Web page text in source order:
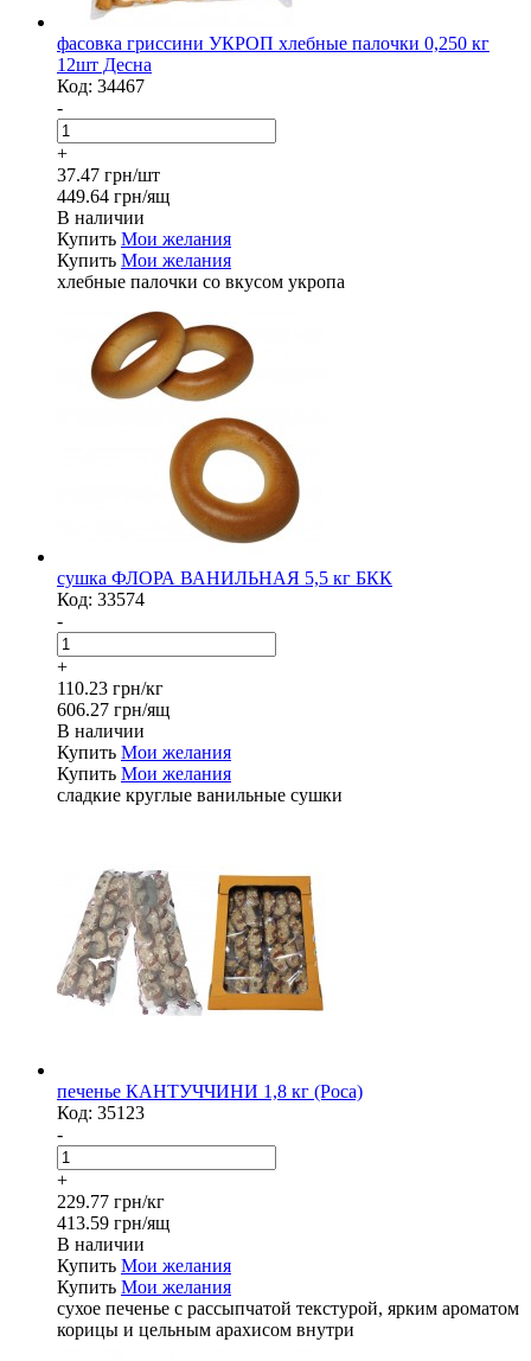
фасовка гриссини УКРОП хлебные палочки 0,250 кг
12шт Десна
Код: 34467
-
+
37.47 грн/шт
449.64 грн/ящ
В наличии
Купить Мои желания
Купить Мои желания
хлебные палочки со вкусом укропа
сушка ФЛОРА ВАНИЛЬНАЯ 5,5 кг БКК
Код: 33574
-
+
110.23 грн/кг
606.27 грн/ящ
В наличии
Купить Мои желания
Купить Мои желания
сладкие круглые ванильные сушки
печенье КАНТУЧЧИНИ 1,8 кг (Роса)
Код: 35123
-
+
229.77 грн/кг
413.59 грн/ящ
В наличии
Купить Мои желания
Купить Мои желания
сухое печенье с рассыпчатой текстурой, ярким ароматом
корицы и цельным арахисом внутри